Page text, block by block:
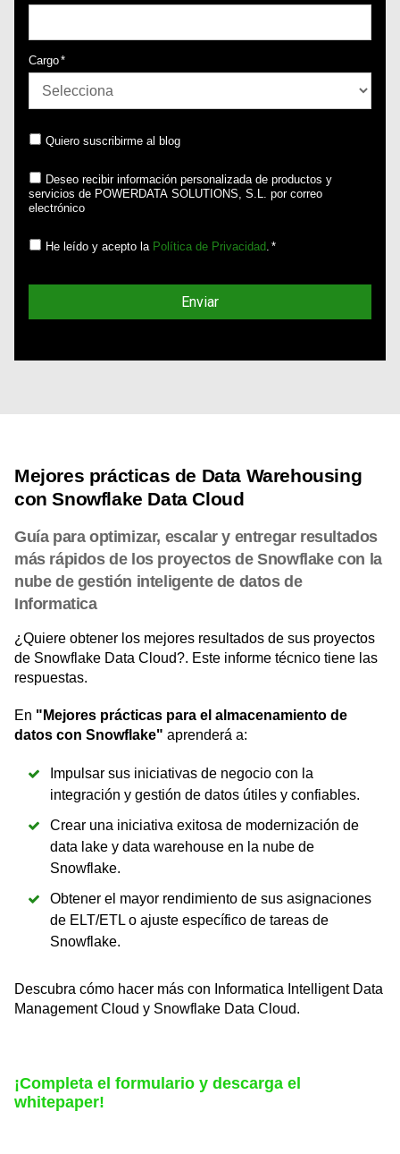
Cargo*
Quiero suscribirme al blog
Deseo recibir información personalizada de productos y
servicios de POWERDATA SOLUTIONS, S.L. por correo
electrónico
He leído y acepto la Política de Privacidad. *
Mejores prácticas de Data Warehousing
con Snowflake Data Cloud
Guía para optimizar, escalar y entregar resultados
más rápidos de los proyectos de Snowflake con la
nube de gestión inteligente de datos de
Informatica
¿Quiere obtener los mejores resultados de sus proyectos
de Snowflake Data Cloud?. Este informe técnico tiene las
respuestas.
En "Mejores prácticas para el almacenamiento de
datos con Snowflake" aprenderá a:
Impulsar sus iniciativas de negocio con la
integración y gestión de datos útiles y confiables.
Crear una iniciativa exitosa de modernización de
data lake y data warehouse en la nube de
Snowflake.
Obtener el mayor rendimiento de sus asignaciones
de ELT/ETL o ajuste específico de tareas de
Snowflake.
Descubra cómo hacer más con Informatica Intelligent Data
Management Cloud y Snowflake Data Cloud.
¡Completa el formulario y descarga el
whitepaper!